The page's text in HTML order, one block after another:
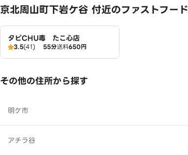
京北周山町下岩ケ谷 付近のファストフード
タピCHU毒 たこ心店
3.5(41) 55分送料650円
その他の住所から探す
明ケ市
アチラ谷